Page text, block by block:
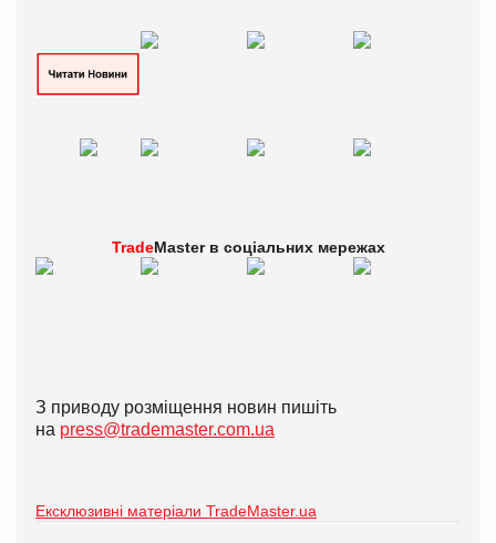
TradeMaster в соціальних мережах
З приводу розміщення новин пишіть
на press@trademaster.com.ua
Ексклюзивні матеріали TradeMaster.ua